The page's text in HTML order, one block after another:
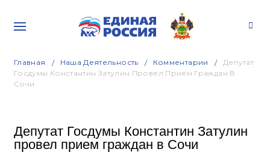
Главная Наша Деятельность Комментарии
Депутат
Госдумы Константин Затулин Провел Прием Граждан В
Сочи
Депутат Госдумы Константин Затулин
провел прием граждан в Сочи